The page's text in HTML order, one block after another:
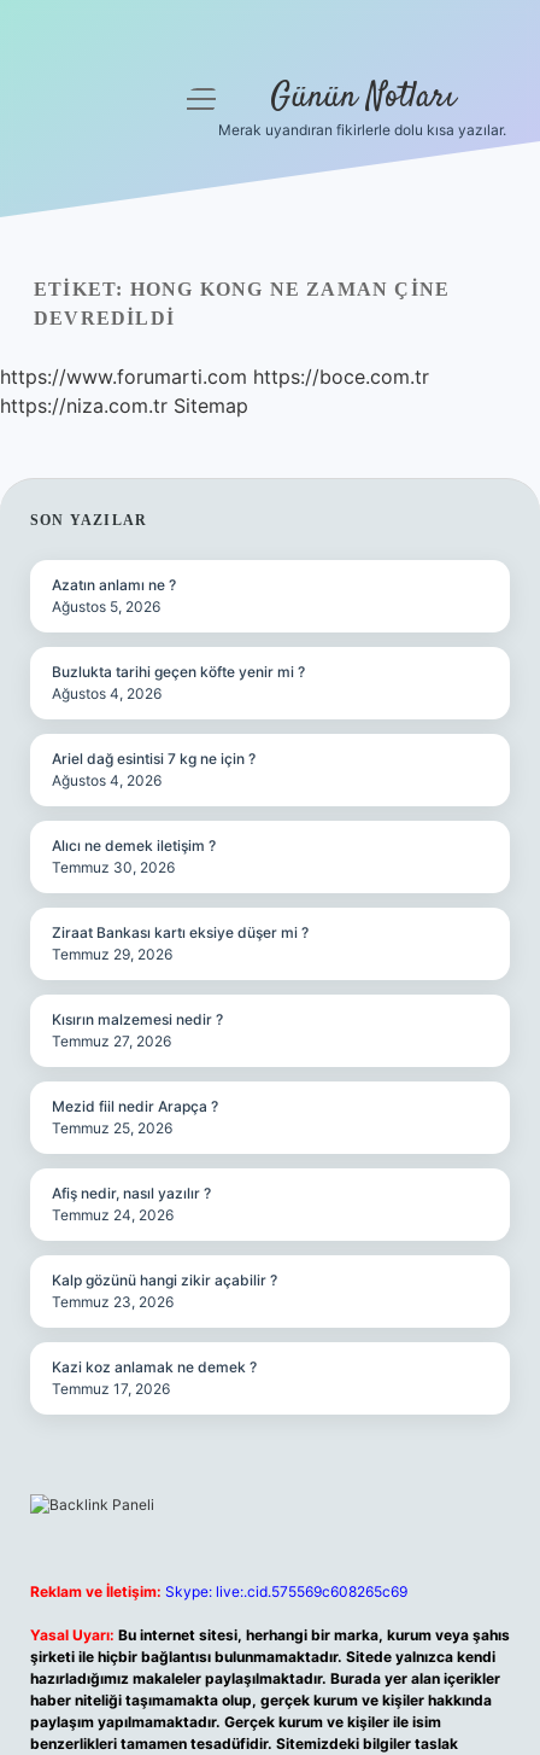
Yasal Uyarı
menüyü
Günün Notları
Merak uyandıran fikirlerle dolu kısa yazılar.
ETIKET: HONG KONG NE ZAMAN ÇINE
DEVREDILDI
https://www.forumarti.com https://boce.com.tr
https://niza.com.tr Sitemap
SIDEBAR
SON YAZILAR
Azatın anlamı ne ?
Ağustos 5, 2026
Buzlukta tarihi geçen köfte yenir mi ?
Ağustos 4, 2026
Ariel dağ esintisi 7 kg ne için ?
Ağustos 4, 2026
Alıcı ne demek iletişim ?
Temmuz 30, 2026
Ziraat Bankası kartı eksiye düşer mi ?
Temmuz 29, 2026
Kısırın malzemesi nedir ?
Temmuz 27, 2026
Mezid fiil nedir Arapça ?
Temmuz 25, 2026
Afiş nedir, nasıl yazılır ?
Temmuz 24, 2026
Kalp gözünü hangi zikir açabilir ?
Temmuz 23, 2026
Kazi koz anlamak ne demek ?
Temmuz 17, 2026
Reklam ve İletişim: Skype: live:.cid.575569c608265c69
Yasal Uyarı: Bu internet sitesi, herhangi bir marka, kurum veya şahıs
şirketi ile hiçbir bağlantısı bulunmamaktadır. Sitede yalnızca kendi
hazırladığımız makaleler paylaşılmaktadır. Burada yer alan içerikler
haber niteliği taşımamakta olup, gerçek kurum ve kişiler hakkında
paylaşım yapılmamaktadır. Gerçek kurum ve kişiler ile isim
benzerlikleri tamamen tesadüfidir. Sitemizdeki bilgiler taslak